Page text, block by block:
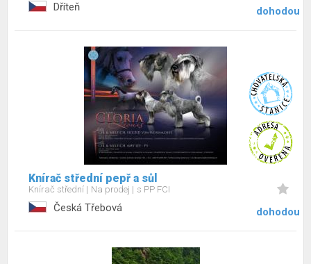
Dříteň dohodou
Knírač střední pepř a sůl
Knírač střední Na prodej s PP FCI
Česká Třebová dohodou